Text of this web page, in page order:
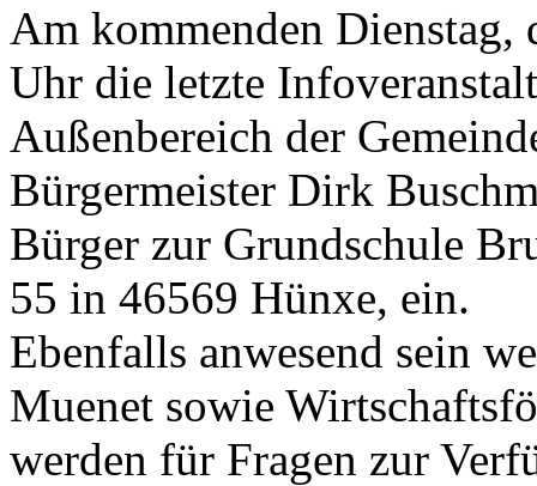
Am kommenden
Uhr die letzte
Außenbereich der
Bürgermeister Dirk
Bürger zur Grundschule
55 in 46569 Hünxe, ein.
Ebenfalls anwesend sein
Muenet sowie
werden für Fragen zur